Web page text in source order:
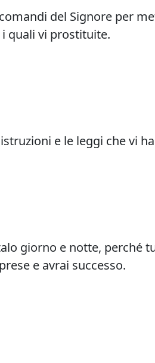
del Signore per
quali vi prostituite.
e le leggi che vi
giorno e notte, perché
e avrai successo.